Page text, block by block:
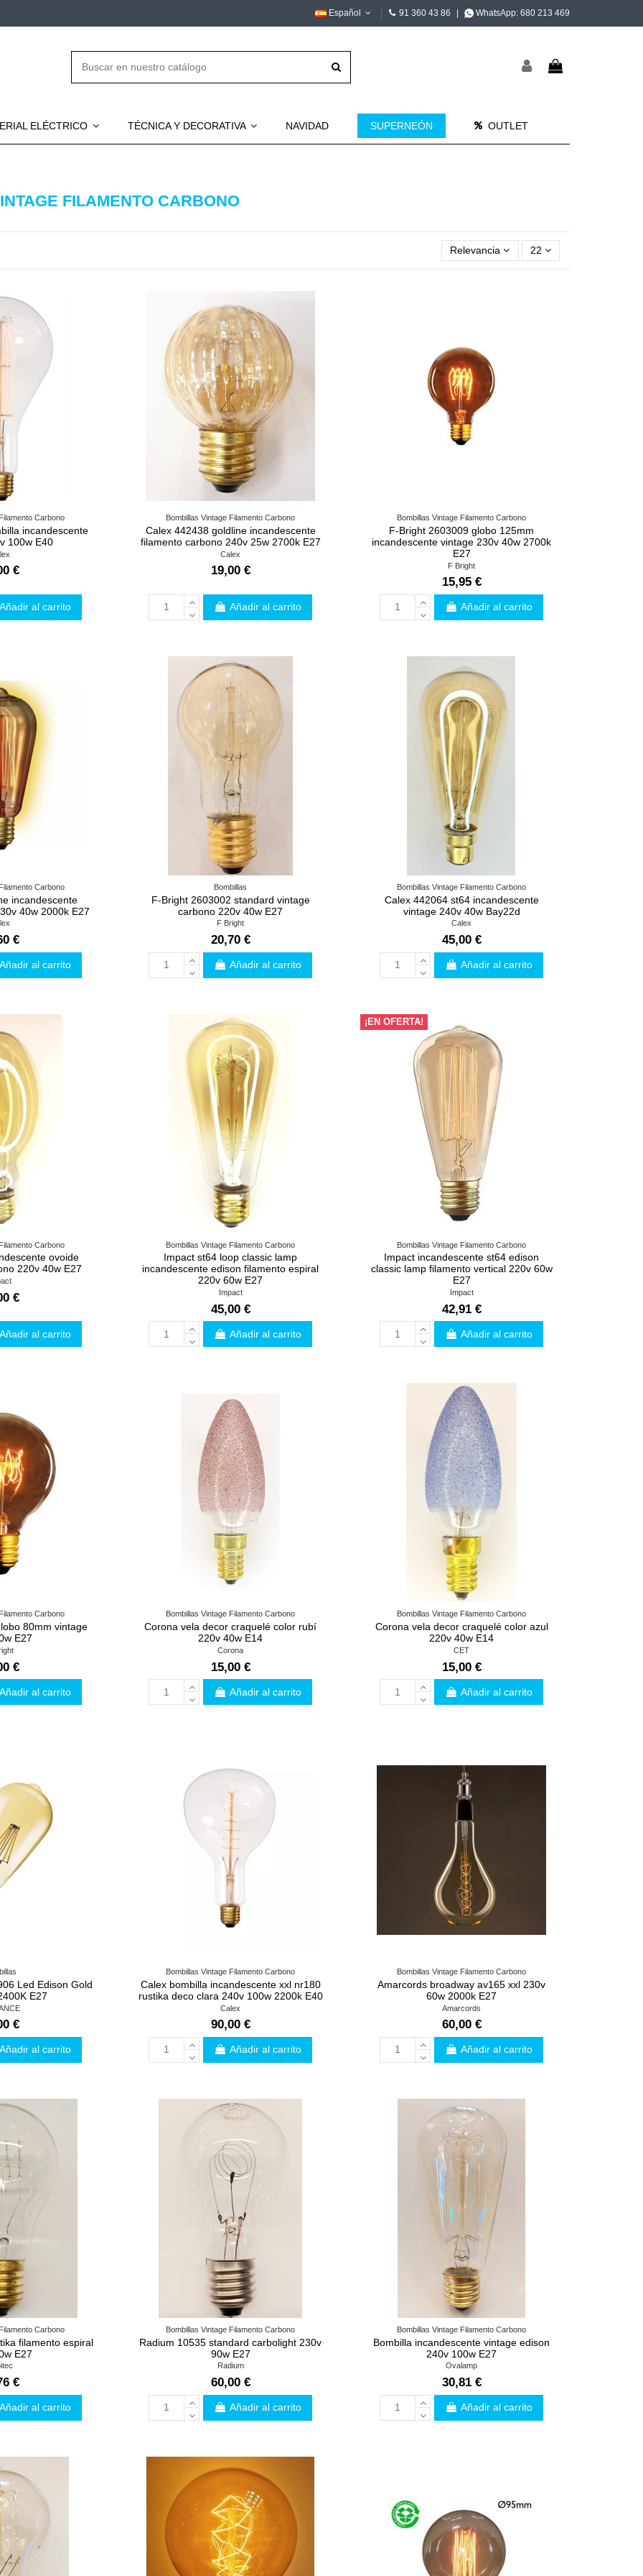
Español 91 360 43 86 WhatsApp: 680 213 469
ELÉCTRICO TÉCNICA Y DECORATIVA NAVIDAD SUPERNEÓN OUTLET
FILAMENTO CARBONO
Relevancia 22
Carbono
incandescente
100w E40
€
al carrito
Bombillas Vintage Filamento Carbono
Calex 442438 goldline incandescente
filamento carbono 240v 25w 2700k E27
Calex
19,00 €
Añadir al carrito
Bombillas Vintage Filamento Carbono
F-Bright 2603009 globo 125mm
incandescente vintage 230v 40w 2700k
E27
F Bright
15,95 €
Añadir al carrito
Carbono
incandescente
40w 2000k E27
€
al carrito
Bombillas
F-Bright 2603002 standard vintage
carbono 220v 40w E27
F Bright
20,70 €
Añadir al carrito
Bombillas Vintage Filamento Carbono
Calex 442064 st64 incandescente
vintage 240v 40w Bay22d
Calex
45,00 €
Añadir al carrito
Carbono
ovoide
220v 40w E27
€
al carrito
Bombillas Vintage Filamento Carbono
Impact st64 loop classic lamp
incandescente edison filamento espiral
220v 60w E27
Impact
45,00 €
Añadir al carrito
¡EN OFERTA!
Bombillas Vintage Filamento Carbono
Impact incandescente st64 edison
classic lamp filamento vertical 220v 60w
E27
Impact
42,91 €
Añadir al carrito
Carbono
80mm vintage
E27
€
al carrito
Bombillas Vintage Filamento Carbono
Corona vela decor craquelé color rubí
220v 40w E14
Corona
15,00 €
Añadir al carrito
Bombillas Vintage Filamento Carbono
Corona vela decor craquelé color azul
220v 40w E14
CET
15,00 €
Añadir al carrito
Led Edison Gold
E27
€
al carrito
Bombillas Vintage Filamento Carbono
Calex bombilla incandescente xxl nr180
rustika deco clara 240v 100w 2200k E40
Calex
90,00 €
Añadir al carrito
Bombillas Vintage Filamento Carbono
Amarcords broadway av165 xxl 230v
60w 2000k E27
Amarcords
60,00 €
Añadir al carrito
Carbono
filamento espiral
E27
€
al carrito
Bombillas Vintage Filamento Carbono
Radium 10535 standard carbolight 230v
90w E27
Radium
60,00 €
Añadir al carrito
Bombillas Vintage Filamento Carbono
Bombilla incandescente vintage edison
240v 100w E27
Ovalamp
30,81 €
Añadir al carrito